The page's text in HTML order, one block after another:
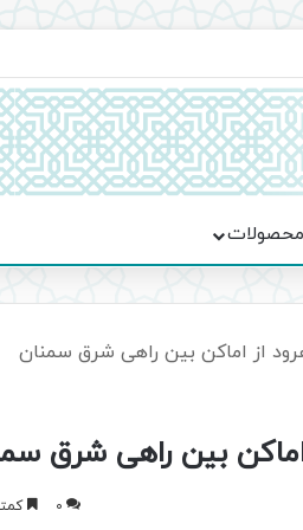
و تمدن‌سازی امت اسلامی
محصولات
از اماکن بین راهی شرق سمنان
اماکن بین راهی شرق
0